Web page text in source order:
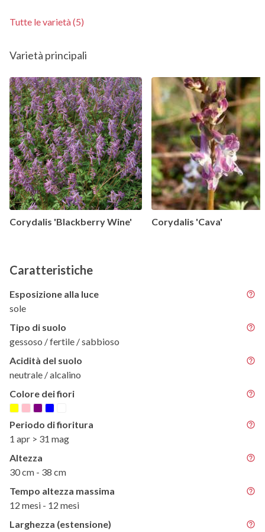
Tutte le varietà (5)
Varietà principali
Corydalis 'Blackberry Wine' Corydalis 'Cava'
Caratteristiche
Esposizione alla luce
sole
Tipo di suolo
gessoso / fertile / sabbioso
Acidità del suolo
neutrale / alcalino
Colore dei fiori
Periodo di fioritura
1 apr > 31 mag
Altezza
30 cm - 38 cm
Tempo altezza massima
12 mesi - 12 mesi
Larghezza (estensione)